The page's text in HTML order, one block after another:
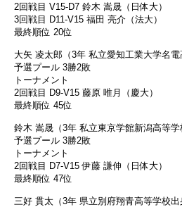
2回戦目 V15-D7 鈴木 嵩晟（日体大）
3回戦目 D11-V15 福田 亮介（法大）
最終順位 20位
大矢 凌太郎（3年 私立愛知工業大学名電
予選プール 3勝2敗
トーナメント
2回戦目 D9-V15 藤原 唯月（慶大）
最終順位 45位
鈴木 嵩晟（3年 私立東京学館新潟高等学
予選プール 3勝2敗
トーナメント
2回戦目 D7-V15 伊藤 謙伸（日体大）
最終順位 47位
三好 貫太（3年 県立別府翔青高等学校出